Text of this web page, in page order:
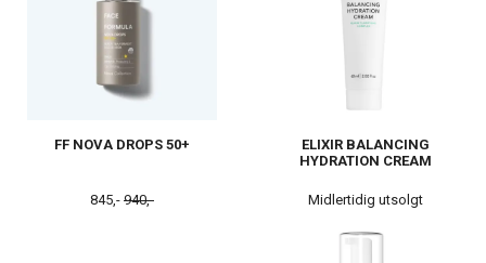
FF NOVA DROPS 50+
845,- 940,-
ELIXIR BALANCING
HYDRATION CREAM
Midlertidig utsolgt